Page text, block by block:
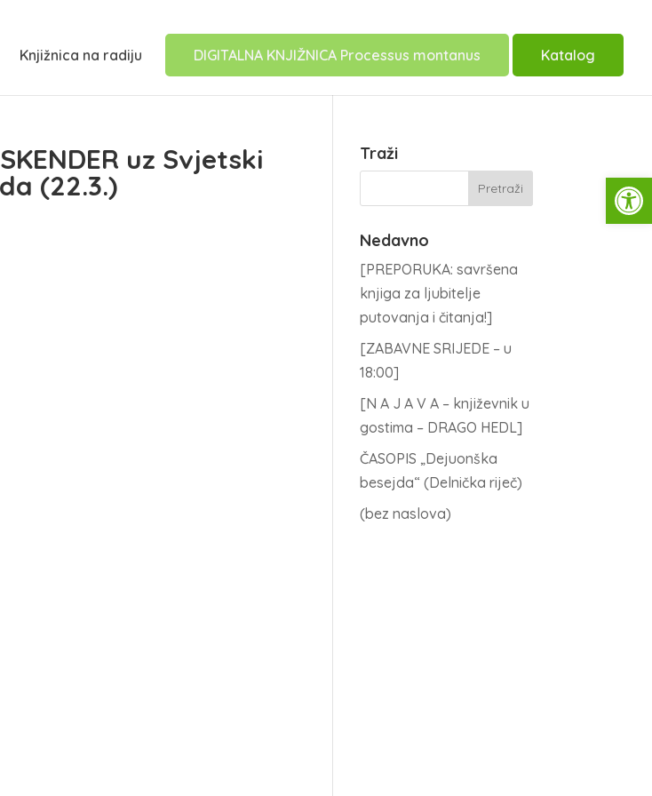
Knjižnica na radiju DIGITALNA KNJIŽNICA Processus montanus Katalog
uz Svjetski
(22.3.)
Traži
Nedavno
[PREPORUKA: savršena
knjiga za ljubitelje
putovanja i čitanja!]
[ZABAVNE SRIJEDE – u
18:00]
[N A J A V A – književnik u
gostima – DRAGO HEDL]
ČASOPIS „Dejuonška
besejda“ (Delnička riječ)
(bez naslova)